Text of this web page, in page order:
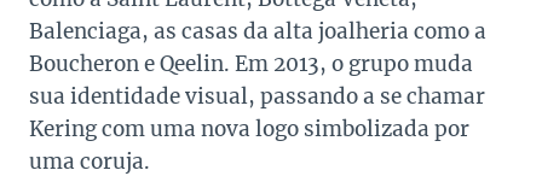
Balenciaga, as casas da alta joalheria como a
Boucheron e Qeelin. Em 2013, o grupo muda
sua identidade visual, passando a se chamar
Kering com uma nova logo simbolizada por
uma coruja.